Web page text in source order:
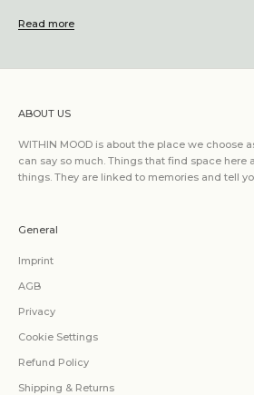
Read more
ABOUT US
WITHIN MOOD is about the place we choose
can say so much. Things that find space here
things. They are linked to memories and tell
General
Imprint
AGB
Privacy
Cookie Settings
Refund Policy
Shipping & Returns